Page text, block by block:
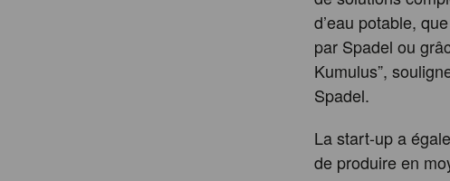
d’eau potable,
par Spadel ou
Kumulus”,
Spadel.
La start-up a
de produire en